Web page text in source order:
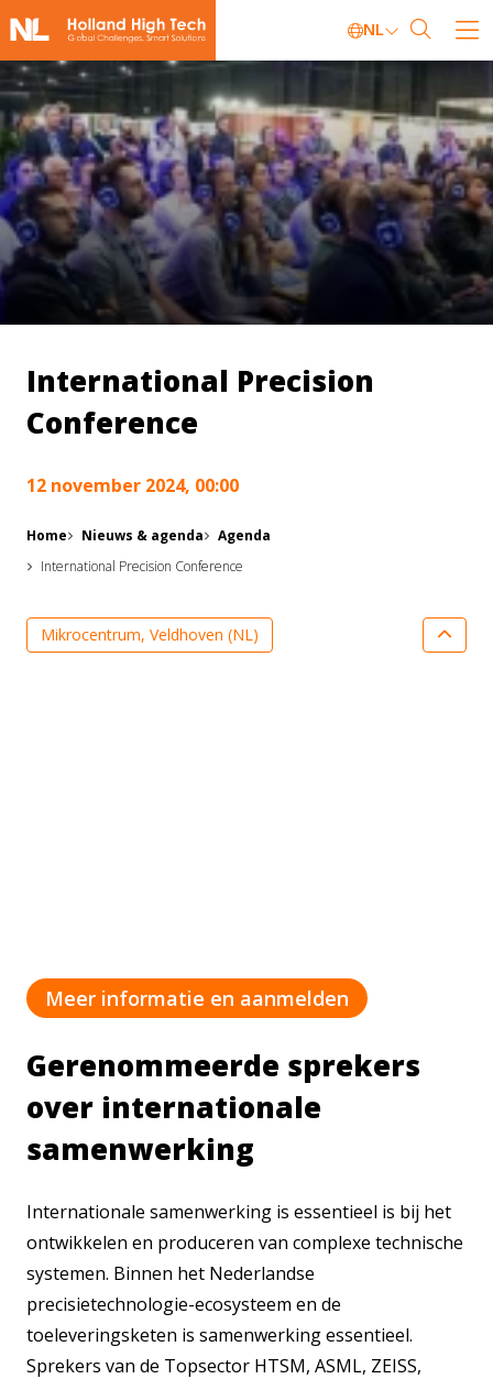
NL
International Precision
Conference
12 november 2024, 00:00
Home Nieuws & agenda
Agenda
International Precision Conference
Mikrocentrum, Veldhoven (NL)
Meer informatie en aanmelden
Gerenommeerde sprekers
over internationale
samenwerking
Internationale samenwerking is essentieel is bij het
ontwikkelen en produceren van complexe technische
systemen. Binnen het Nederlandse
precisietechnologie-ecosysteem en de
toeleveringsketen is samenwerking essentieel.
Sprekers van de Topsector HTSM, ASML, ZEISS,